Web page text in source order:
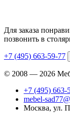
Для заказа
позвонить в
+7 (495) 663-59-77
© 2008 — 2026
+7 (495) 663-
mebel-
Москва, ул.